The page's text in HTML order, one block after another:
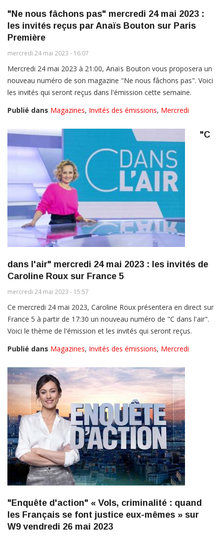
"Ne nous fâchons pas" mercredi 24 mai 2023 :
les invités reçus par Anaïs Bouton sur Paris
Première
mercredi 24 mai 2023 - 16:07
Mercredi 24 mai 2023 à 21:00, Anaïs Bouton vous proposera un
nouveau numéro de son magazine "Ne nous fâchons pas". Voici
les invités qui seront reçus dans l'émission cette semaine.
Publié dans Magazines, Invités des émissions, Mercredi
"C
dans l'air" mercredi 24 mai 2023 : les invités de
Caroline Roux sur France 5
mercredi 24 mai 2023 - 15:57
Ce mercredi 24 mai 2023, Caroline Roux présentera en direct sur
France 5 à partir de 17:30 un nouveau numéro de "C dans l'air".
Voici le thème de l'émission et les invités qui seront reçus.
Publié dans Magazines, Invités des émissions, Mercredi
"Enquête d'action" « Vols, criminalité : quand
les Français se font justice eux-mêmes » sur
W9 vendredi 26 mai 2023